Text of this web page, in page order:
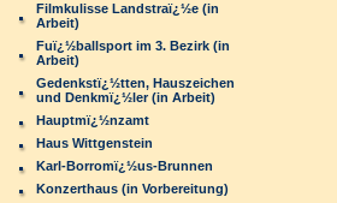
Filmkulisse Landstraï¿½e (in
Arbeit)
Fuï¿½ballsport im 3. Bezirk (in
Arbeit)
Gedenkstï¿½tten, Hauszeichen
und Denkmï¿½ler (in Arbeit)
Hauptmï¿½nzamt
Haus Wittgenstein
Karl-Borromï¿½us-Brunnen
Konzerthaus (in Vorbereitung)